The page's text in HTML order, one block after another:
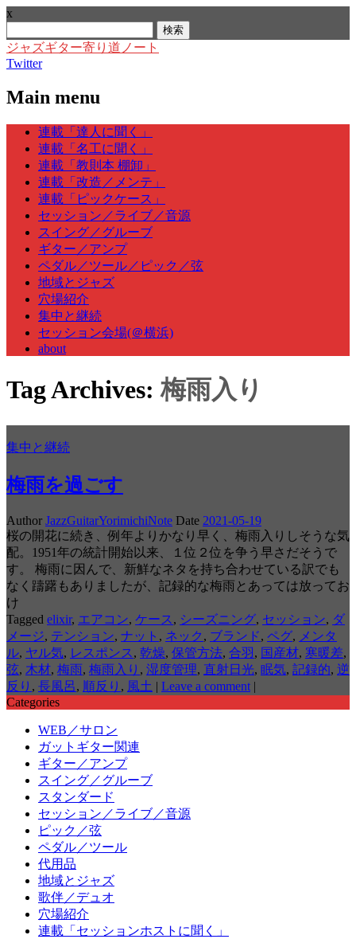
x
索:
ジャズギター寄り道ノート
Twitter
Main menu
Skip
content
連載「達人に聞く」
連載「名工に聞く」
連載「教則本 棚卸」
連載「改造／メンテ」
連載「ピックケース」
セッション／ライブ／音源
スイング／グルーブ
ギター／アンプ
ペダル／ツール／ピック／弦
地域とジャズ
穴場紹介
集中と継続
セッション会場(＠横浜)
about
Tag Archives:梅雨入り
集中と継続
梅雨を過ごす
Author JazzGuitarYorimichiNote Date 2021-05-19
桜の開花に続き、例年よりかなり早く、梅雨入りしそうな気
配。1951年の統計開始以来、１位２位を争う早さだそうで
す。 梅雨に因んで、新鮮なネタを持ち合わせている訳でも
なく躊躇もありましたが、記録的な梅雨とあっては放ってお
け
Tagged elixir, エアコン, ケース , シーズニング, セッション, ダ
メージ, テンション, ナット , ネック , ブランド, ペグ, メンタ
ル, ヤル気, レスポンス , 乾燥, 保管方法, 合羽 , 国産材, 寒暖差,
弦, 木材, 梅雨, 梅雨入り , 湿度管理, 直射日光, 眠気, 記録的, 逆
反り , 長風呂, 順反り , 風土 | Leave a comment |
Categories
WEB／サロン
ガットギター関連
ギター／アンプ
スイング／グルーブ
スタンダード
セッション／ライブ／音源
ピック／弦
ペダル／ツール
代用品
地域とジャズ
歌伴／デュオ
穴場紹介
連載「セッションホストに聞く」